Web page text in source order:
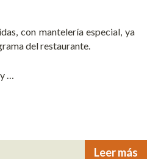
con mantelería especial, ya
del restaurante.
…
Leer más